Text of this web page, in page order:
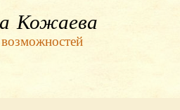
Кожаева